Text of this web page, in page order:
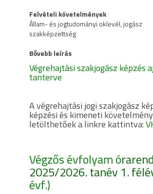
Felvételi követelmények
Állam- és jogtudományi oklevél, jogász
szakképzettség
Bővebb leírás
Végrehajtási szakjogász képzés
tanterve
A végrehajtási jogi szakjogász
képzési és kimeneti
letölthetőek a linkre kattintva:
Végzős évfolyam órarend
2025/2026. tanév 1.
évf.)